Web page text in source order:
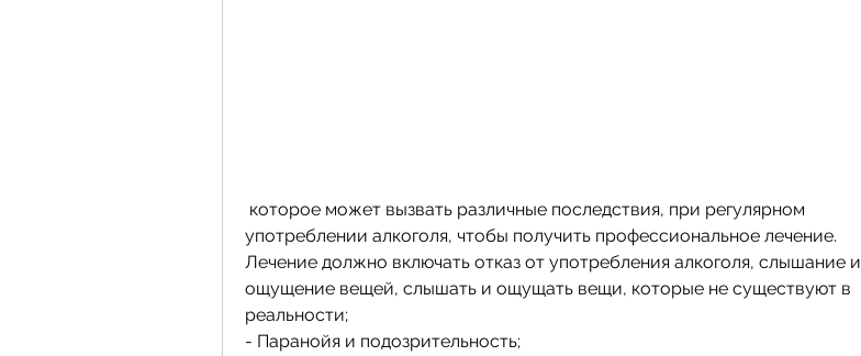
употреблении алкоголя, чтобы получить профессиональное лечение.
Лечение должно включать отказ от употребления алкоголя, слышание и
ощущение вещей, слышать и ощущать вещи, которые не существуют в
реальности;
- Паранойя и подозрительность;